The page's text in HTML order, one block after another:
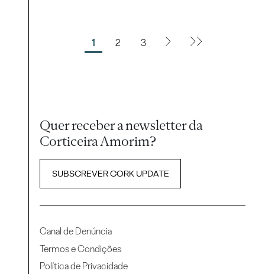
1 2 3
Quer receber a newsletter da
Corticeira Amorim?
SUBSCREVER CORK UPDATE
Canal de Denúncia
Termos e Condições
Política de Privacidade